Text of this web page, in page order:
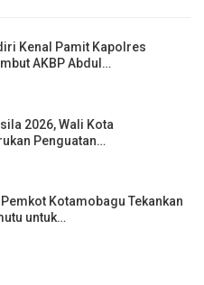
Kenal Pamit Kapolres
AKBP Abdul…
2026, Wali Kota
Penguatan…
Kotamobagu Tekankan
untuk…